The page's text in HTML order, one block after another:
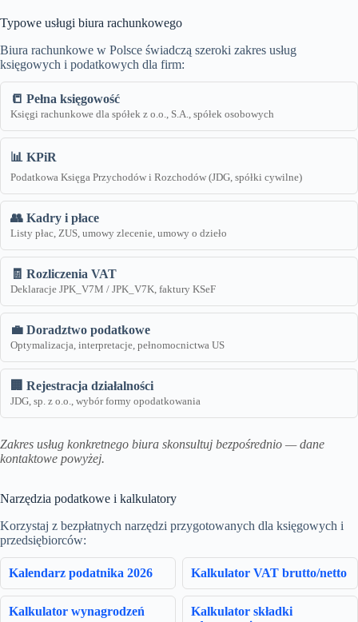
Typowe usługi biura rachunkowego
Biura rachunkowe w Polsce świadczą szeroki zakres usług
księgowych i podatkowych dla firm:
📒 Pełna księgowość
Księgi rachunkowe dla spółek z o.o., S.A., spółek osobowych
📊 KPiR
Podatkowa Księga Przychodów i Rozchodów (JDG, spółki cywilne)
👥 Kadry i płace
Listy płac, ZUS, umowy zlecenie, umowy o dzieło
🧾 Rozliczenia VAT
Deklaracje JPK_V7M / JPK_V7K, faktury KSeF
💼 Doradztwo podatkowe
Optymalizacja, interpretacje, pełnomocnictwa US
🏢 Rejestracja działalności
JDG, sp. z o.o., wybór formy opodatkowania
Zakres usług konkretnego biura skonsultuj bezpośrednio — dane
kontaktowe powyżej.
Narzędzia podatkowe i kalkulatory
Korzystaj z bezpłatnych narzędzi przygotowanych dla księgowych i
przedsiębiorców:
Kalendarz podatnika 2026 Kalkulator VAT brutto/netto
Kalkulator wynagrodzeń
Kalkulator składki